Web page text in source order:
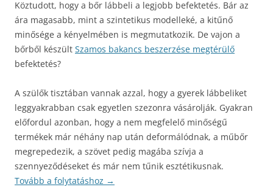
Köztudott, hogy a bőr lábbeli a legjobb befektetés. Bár az
ára magasabb, mint a szintetikus modelleké, a kitűnő
minősége a kényelmében is megmutatkozik. De vajon a
bőrből készült Szamos bakancs beszerzése megtérülő
befektetés?
A szülők tisztában vannak azzal, hogy a gyerek lábbeliket
leggyakrabban csak egyetlen szezonra vásárolják. Gyakran
előfordul azonban, hogy a nem megfelelő minőségű
termékek már néhány nap után deformálódnak, a műbőr
megrepedezik, a szövet pedig magába szívja a
szennyeződéseket és már nem tűnik esztétikusnak.
Tovább a folytatáshoz →